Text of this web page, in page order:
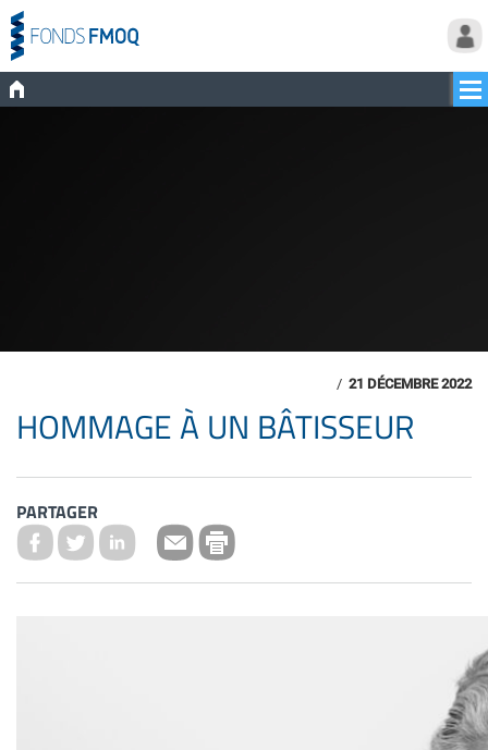
/ 21 DÉCEMBRE 2022
HOMMAGE À UN BÂTISSEUR
PARTAGER